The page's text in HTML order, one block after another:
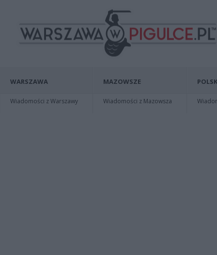
WARSZAWA
Wiadomości z Warszawy
MAZOWSZE
Wiadomości z Mazowsza